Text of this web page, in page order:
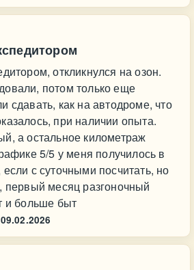
откликнулся на озон.
потом только еще
сдавать, как на автодроме, что
при наличии опыта.
а остальное километраж
5/5 у меня получилось в
с суточными посчитать, но
первый месяц разгоночный
и больше быт
09.02.2026